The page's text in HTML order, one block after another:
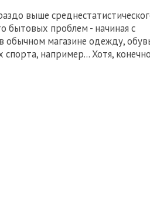
выше
бытовых проблем - начиная с
обычном магазине одежду,
например... Хотя,